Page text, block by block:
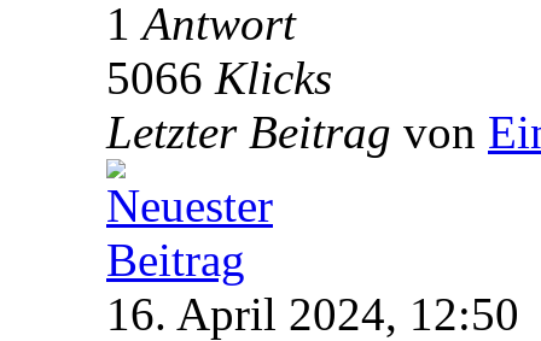
1Antwort
5066 Klicks
Letzter Beitrag von
16. April 2024, 12:50